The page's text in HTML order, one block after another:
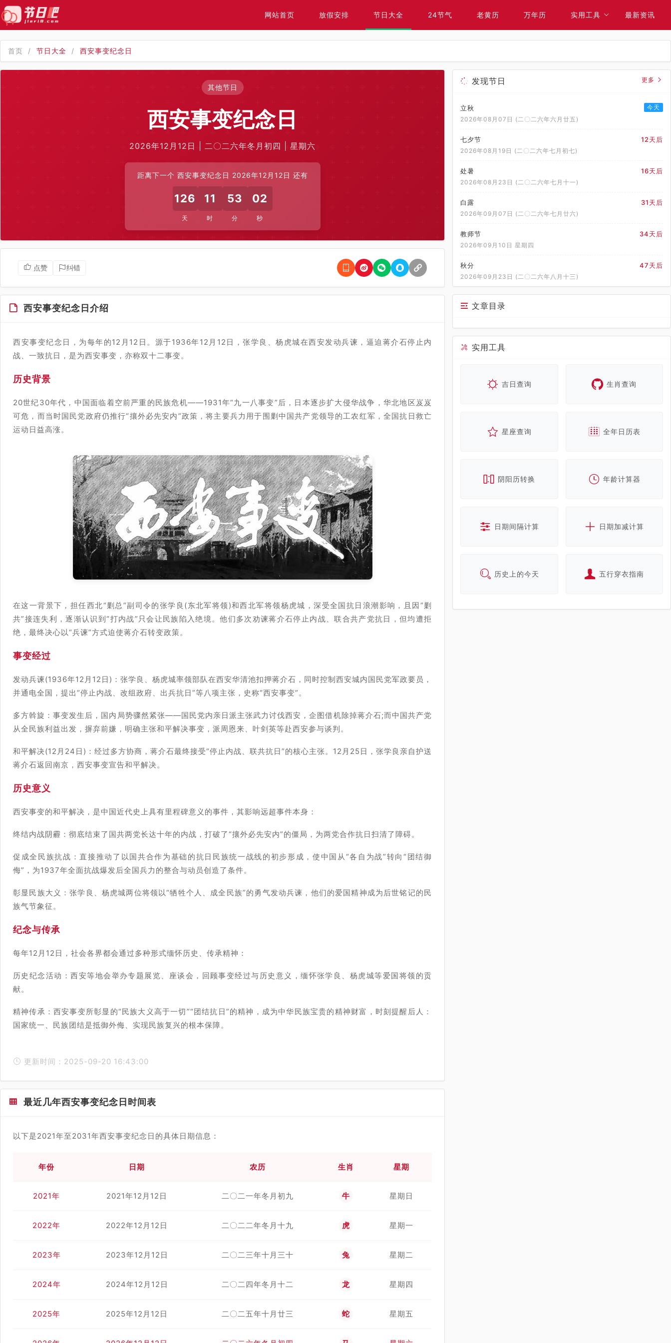
网站首页 放假安排 节日大全 24节气 老黄历 万年历 实用工具 最新资讯
首页 / 节日大全 / 西安事变纪念日
其他节日
西安事变纪念日
2026年12月12日 | 二〇二六年冬月初四 | 星期六
距离下一个 西安事变纪念日 2026年12月12日 还有
126
天
11
时
53
分
01
秒
点赞 纠错
西安事变纪念日介绍
西安事变纪念日，为每年的12月12日。源于1936年12月12日，张学良、杨虎城在西安发动兵谏，逼迫蒋介石停止内
战、一致抗日，是为西安事变，亦称双十二事变。
历史背景
20世纪30年代，中国面临着空前严重的民族危机——1931年“九一八事变”后，日本逐步扩大侵华战争，华北地区岌岌
可危，而当时国民党政府仍推行“攘外必先安内”政策，将主要兵力用于围剿中国共产党领导的工农红军，全国抗日救亡
运动日益高涨。
在这一背景下，担任西北“剿总”副司令的张学良(东北军将领)和西北军将领杨虎城，深受全国抗日浪潮影响，且因“剿
共”接连失利，逐渐认识到“打内战”只会让民族陷入绝境。他们多次劝谏蒋介石停止内战、联合共产党抗日，但均遭拒
绝，最终决心以“兵谏”方式迫使蒋介石转变政策。
事变经过
发动兵谏(1936年12月12日)：张学良、杨虎城率领部队在西安华清池扣押蒋介石，同时控制西安城内国民党军政要员，
并通电全国，提出“停止内战、改组政府、出兵抗日”等八项主张，史称“西安事变”。
多方斡旋：事变发生后，国内局势骤然紧张——国民党内亲日派主张武力讨伐西安，企图借机除掉蒋介石;而中国共产党
从全民族利益出发，摒弃前嫌，明确主张和平解决事变，派周恩来、叶剑英等赴西安参与谈判。
和平解决(12月24日)：经过多方协商，蒋介石最终接受“停止内战、联共抗日”的核心主张。12月25日，张学良亲自护送
蒋介石返回南京，西安事变宣告和平解决。
历史意义
西安事变的和平解决，是中国近代史上具有里程碑意义的事件，其影响远超事件本身：
终结内战阴霾：彻底结束了国共两党长达十年的内战，打破了“攘外必先安内”的僵局，为两党合作抗日扫清了障碍。
促成全民族抗战：直接推动了以国共合作为基础的抗日民族统一战线的初步形成，使中国从“各自为战”转向“团结御
侮”，为1937年全面抗战爆发后全国兵力的整合与动员创造了条件。
彰显民族大义：张学良、杨虎城两位将领以“牺牲个人、成全民族”的勇气发动兵谏，他们的爱国精神成为后世铭记的民
族气节象征。
纪念与传承
每年12月12日，社会各界都会通过多种形式缅怀历史、传承精神：
历史纪念活动：西安等地会举办专题展览、座谈会，回顾事变经过与历史意义，缅怀张学良、杨虎城等爱国将领的贡
献。
精神传承：西安事变所彰显的“民族大义高于一切”“团结抗日”的精神，成为中华民族宝贵的精神财富，时刻提醒后人：
国家统一、民族团结是抵御外侮、实现民族复兴的根本保障。
更新时间：2025-09-20 16:43:00
最近几年西安事变纪念日时间表
以下是2021年至2031年西安事变纪念日的具体日期信息：
年份 日期 农历 生肖 星期
2021年 2021年12月12日 二〇二一年冬月初九 牛 星期日
2022年 2022年12月12日 二〇二二年冬月十九 虎 星期一
2023年 2023年12月12日 二〇二三年十月三十 兔 星期二
2024年 2024年12月12日 二〇二四年冬月十二 龙 星期四
2025年 2025年12月12日 二〇二五年十月廿三 蛇 星期五
发现节日 更多
立秋
今天
2026年08月07日 (二〇二六年六月廿五)
七夕节 12天后
2026年08月19日 (二〇二六年七月初七)
处暑 16天后
2026年08月23日 (二〇二六年七月十一)
白露 31天后
2026年09月07日 (二〇二六年七月廿六)
教师节 34天后
2026年09月10日 星期四
秋分 47天后
2026年09月23日 (二〇二六年八月十三)
文章目录
实用工具
吉日查询 生肖查询
星座查询 全年日历表
阴阳历转换 年龄计算器
日期间隔计算 日期加减计算
历史上的今天 五行穿衣指南